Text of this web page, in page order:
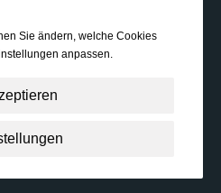
Sie ändern, welche Cookies
anpassen.
Diese Cookies sind essenziell,
wie die Navigation, das